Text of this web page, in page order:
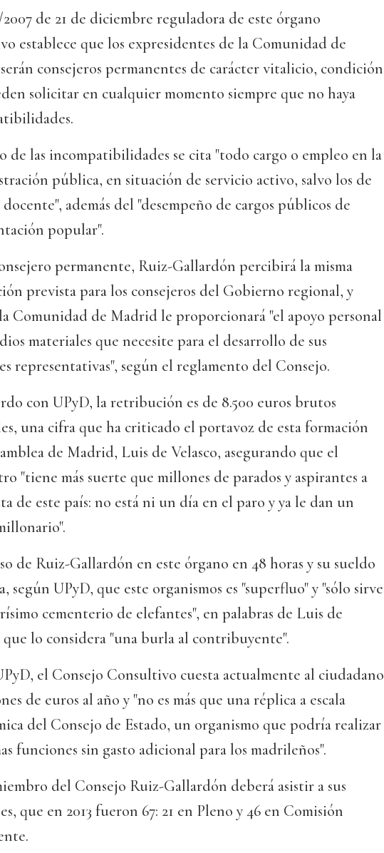
de 21 de diciembre reguladora de este órgano
establece que los expresidentes de la Comunidad de
consejeros permanentes de carácter vitalicio, condición
solicitar en cualquier momento siempre que no haya
de las incompatibilidades se cita "todo cargo o empleo en la
pública, en situación de servicio activo, salvo los de
además del "desempeño de cargos públicos de
popular".
permanente, Ruiz-Gallardón percibirá la misma
prevista para los consejeros del Gobierno regional, y
la Comunidad de Madrid le proporcionará "el apoyo personal
materiales que necesite para el desarrollo de sus
representativas", según el reglamento del Consejo.
con UPyD, la retribución es de 8.500 euros brutos
una cifra que ha criticado el portavoz de esta formación
de Madrid, Luis de Velasco, asegurando que el
"tiene más suerte que millones de parados y aspirantes a
de este país: no está ni un día en el paro y ya le dan un
de Ruiz-Gallardón en este órgano en 48 horas y su sueldo
según UPyD, que este organismos es "superfluo" y "sólo sirve
cementerio de elefantes", en palabras de Luis de
que lo considera "una burla al contribuyente".
el Consejo Consultivo cuesta actualmente al ciudadano
de euros al año y "no es más que una réplica a escala
del Consejo de Estado, un organismo que podría realizar
funciones sin gasto adicional para los madrileños".
del Consejo Ruiz-Gallardón deberá asistir a sus
que en 2013 fueron 67: 21 en Pleno y 46 en Comisión